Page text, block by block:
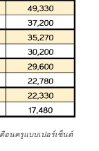
อนครูแบบเปอร์เซ็นต์